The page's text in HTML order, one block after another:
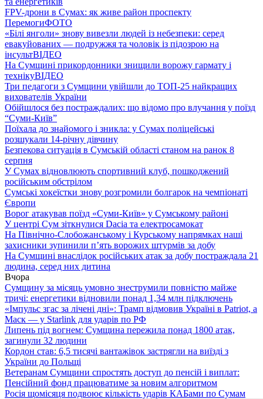
FPV-дрони в Сумах: як живе район проспекту
ПеремогиФОТО
«Білі янголи» знову вивезли людей із небезпеки: серед
евакуйованих — подружжя та чоловік із підозрою на
інсультВІДЕО
На Сумщині прикордонники знищили ворожу гармату і
технікуВІДЕО
Три педагоги з Сумщини увійшли до ТОП-25 найкращих
вихователів України
Обійшлося без постраждалих: що відомо про влучання у поїзд
“Суми-Київ”
Поїхала до знайомого і зникла: у Сумах поліцейські
розшукали 14-річну дівчину
Безпекова ситуація в Сумській області станом на ранок 8
серпня
У Сумах відновлюють спортивний клуб, пошкоджений
російським обстрілом
Сумські хокеїстки знову розгромили болгарок на чемпіонаті
Європи
Ворог атакував поїзд «Суми-Київ» у Сумському районі
У центрі Сум зіткнулися Dacia та електросамокат
На Північно-Слобожанському і Курському напрямках наші
захисники зупинили п’ять ворожих штурмів за добу
На Сумщині внаслідок російських атак за добу постраждала 21
людина, серед них дитина
Вчора
Сумщину за місяць умовно знеструмили повністю майже
тричі: енергетики відновили понад 1,34 млн підключень
«Імпульс згас за лічені дні»: Трамп відмовив Україні в Patriot, а
Маск — у Starlink для ударів по РФ
Липень під вогнем: Сумщина пережила понад 1800 атак,
загинули 32 людини
Кордон став: 6,5 тисячі вантажівок застрягли на виїзді з
України до Польщі
Ветеранам Сумщини спростять доступ до пенсій і виплат:
Пенсійний фонд працюватиме за новим алгоритмом
Росія щомісяця подвоює кількість ударів КАБами по Сумам